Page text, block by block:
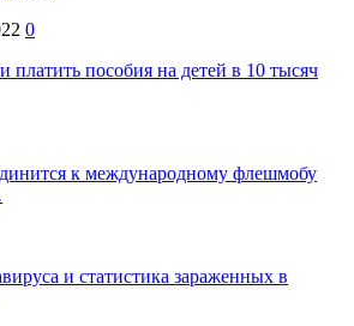
0
платить пособия на детей в 10 тысяч
к международному флешмобу
и статистика зараженных в